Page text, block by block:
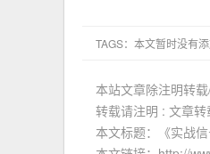
TAGS：本文暂时没有
本站文章除注明转
转载请注明 : 文章转
本文标题：《实战